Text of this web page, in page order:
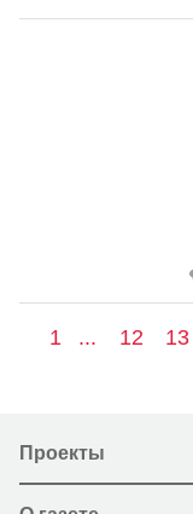
1 ... 12 13
Проекты